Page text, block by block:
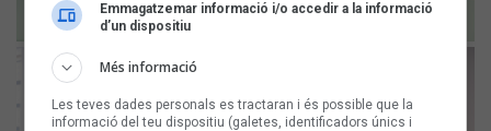
Emmagatzemar informació i/o accedir a la informació
d’un dispositiu
Més informació
Les teves dades personals es tractaran i és possible que la
informació del teu dispositiu (galetes, identificadors únics i